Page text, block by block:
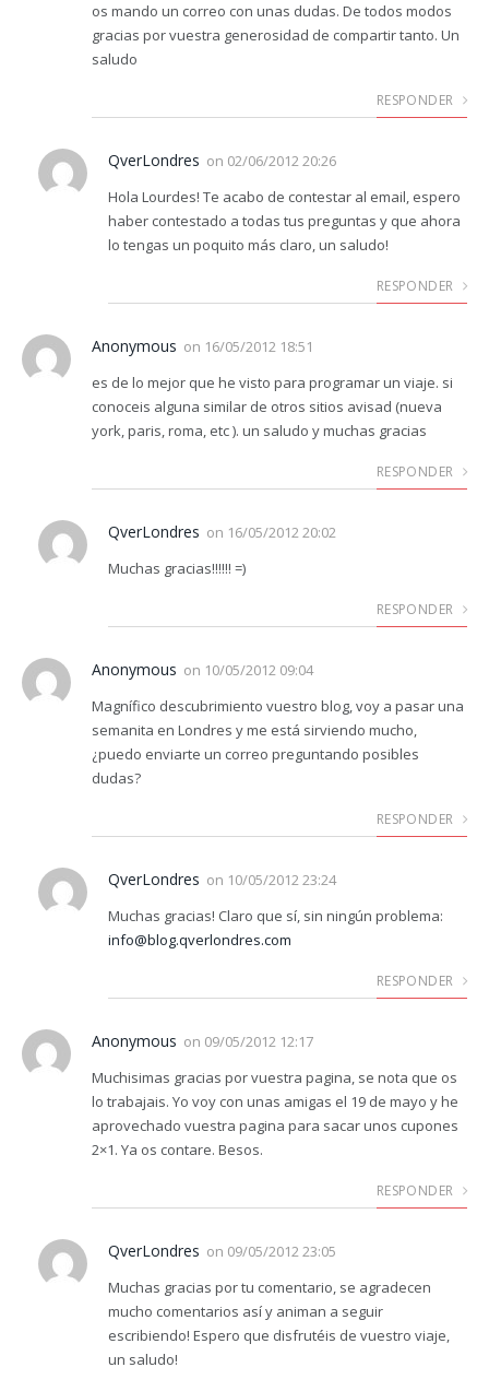
os mando un correo con unas dudas. De todos modos
gracias por vuestra generosidad de compartir tanto. Un
saludo
RESPONDER
QverLondres on 02/06/2012 20:26
Hola Lourdes! Te acabo de contestar al email, espero
haber contestado a todas tus preguntas y que ahora
lo tengas un poquito más claro, un saludo!
RESPONDER
Anonymous on 16/05/2012 18:51
es de lo mejor que he visto para programar un viaje. si
conoceis alguna similar de otros sitios avisad (nueva
york, paris, roma, etc ). un saludo y muchas gracias
RESPONDER
QverLondres on 16/05/2012 20:02
Muchas gracias!!!!!! =)
RESPONDER
Anonymous on 10/05/2012 09:04
Magnífico descubrimiento vuestro blog, voy a pasar una
semanita en Londres y me está sirviendo mucho,
¿puedo enviarte un correo preguntando posibles
dudas?
RESPONDER
QverLondres on 10/05/2012 23:24
Muchas gracias! Claro que sí, sin ningún problema:
info@blog.qverlondres.com
RESPONDER
Anonymous on 09/05/2012 12:17
Muchisimas gracias por vuestra pagina, se nota que os
lo trabajais. Yo voy con unas amigas el 19 de mayo y he
aprovechado vuestra pagina para sacar unos cupones
2×1. Ya os contare. Besos.
RESPONDER
QverLondres on 09/05/2012 23:05
Muchas gracias por tu comentario, se agradecen
mucho comentarios así y animan a seguir
escribiendo! Espero que disfrutéis de vuestro viaje,
un saludo!